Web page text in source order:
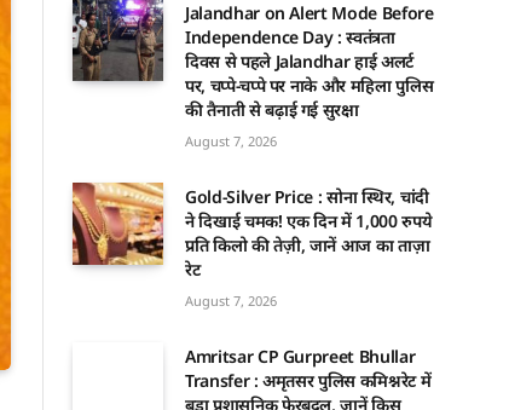
Jalandhar on Alert Mode Before
Independence Day : स्वतंत्रता
दिवस से पहले Jalandhar हाई अलर्ट
पर, चप्पे-चप्पे पर नाके और महिला पुलिस
की तैनाती से बढ़ाई गई सुरक्षा
August 7, 2026
Gold-Silver Price : सोना स्थिर, चांदी
ने दिखाई चमक! एक दिन में 1,000 रुपये
प्रति किलो की तेज़ी, जानें आज का ताज़ा
रेट
August 7, 2026
Amritsar CP Gurpreet Bhullar
Transfer : अमृतसर पुलिस कमिश्नरेट में
बड़ा प्रशासनिक फेरबदल, जानें किस